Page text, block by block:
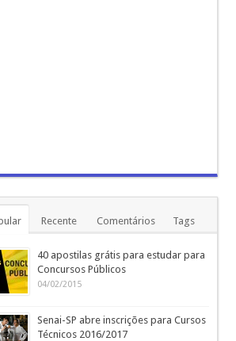
Recente Comentários Tags
40 apostilas grátis para estudar para
Concursos Públicos
04/02/2015
Senai-SP abre inscrições para Cursos
Técnicos 2016/2017